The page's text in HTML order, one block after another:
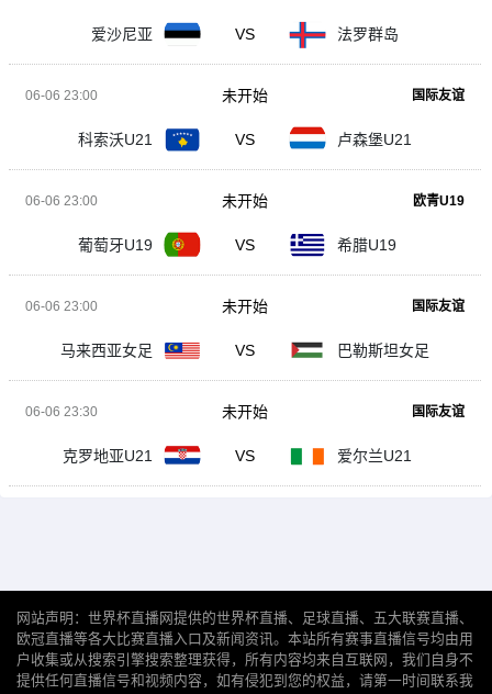
爱沙尼亚 VS 法罗群岛
06-06 23:00 国际友谊
科索沃U21 VS 卢森堡U21
未开始
06-06 23:00 欧青U19
葡萄牙U19 VS 希腊U19
未开始
06-06 23:00 国际友谊
马来西亚女足 VS 巴勒斯坦女足
未开始
06-06 23:30 国际友谊
克罗地亚U21 VS 爱尔兰U21
未开始
网站声明：世界杯直播网提供的世界杯直播、足球直播、五大联赛直播、
欧冠直播等各大比赛直播入口及新闻资讯。本站所有赛事直播信号均由用
户收集或从搜索引擎搜索整理获得，所有内容均来自互联网，我们自身不
提供任何直播信号和视频内容，如有侵犯到您的权益，请第一时间联系我